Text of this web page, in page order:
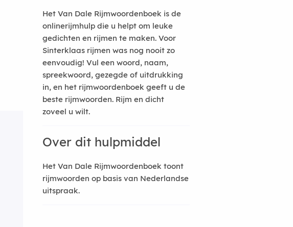
Het Van Dale Rijmwoordenboek is de
onlinerijmhulp die u helpt om leuke
gedichten en rijmen te maken. Voor
Sinterklaas rijmen was nog nooit zo
eenvoudig! Vul een woord, naam,
spreekwoord, gezegde of uitdrukking
in, en het rijmwoordenboek geeft u de
beste rijmwoorden. Rijm en dicht
zoveel u wilt.
Over dit hulpmiddel
Het Van Dale Rijmwoordenboek toont
rijmwoorden op basis van Nederlandse
uitspraak.